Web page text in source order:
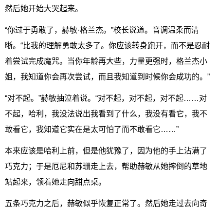
然后她开始大哭起来。
“你过于勇敢了，赫敏·格兰杰。”校长说道。音调温柔而清
晰。“比我的理解勇敢太多了。你应该转身跑开，而不是忍耐
着尝试完成魔咒。当你年龄再大些，力量更强时，格兰杰小
姐，我知道你会再次尝试，而且我知道到时候你会成功的。”
“对不起。”赫敏抽泣着说。“对不起，对不起，对不起……对
不起，哈利，我没法说出我看到了什么，我没有看它，我不
敢看它，我知道它实在是太可怕了而不敢看它……”
本来应该是哈利上前，但是他犹豫了，因为他的手上沾满了
巧克力；于是厄尼和苏珊走上去，帮助赫敏从她摔倒的草地
站起来，领着她走向甜点桌。
五条巧克力之后，赫敏似乎恢复正常了。然后她走过去向奇